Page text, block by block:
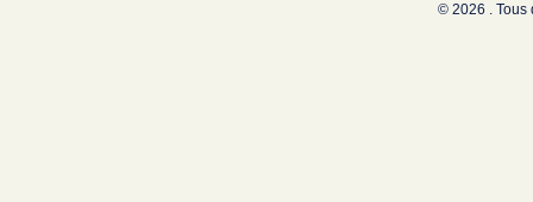
© 2026 . Tous